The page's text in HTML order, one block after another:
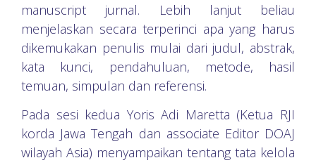
manuscript jurnal. Lebih lanjut beliau
menjelaskan secara terperinci apa yang harus
dikemukakan penulis mulai dari judul, abstrak,
kata kunci, pendahuluan, metode, hasil
temuan, simpulan dan referensi.
Pada sesi kedua Yoris Adi Maretta (Ketua RJI
korda Jawa Tengah dan associate Editor DOAJ
wilayah Asia) menyampaikan tentang tata kelola